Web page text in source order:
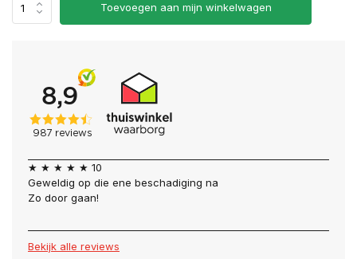
Toevoegen aan mijn winkelwagen
★ ★ ★ ★ ★ 10
Geweldig op die ene beschadiging na
Zo door gaan!
Bekijk alle reviews